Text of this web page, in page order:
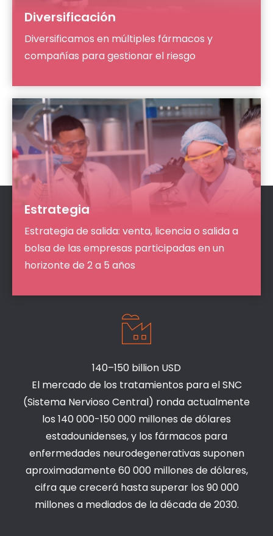
Diversificación
Diversificamos en múltiples fármacos y
compañías para gestionar el riesgo
Estrategia
Estrategia de salida: venta, licencia o salida a
bolsa de las empresas participadas en un
horizonte de 2 a 5 años
140–150 billion USD
El mercado de los tratamientos para el SNC
(Sistema Nervioso Central) ronda actualmente
los 140 000-150 000 millones de dólares
estadounidenses, y los fármacos para
enfermedades neurodegenerativas suponen
aproximadamente 60 000 millones de dólares,
cifra que crecerá hasta superar los 90 000
millones a mediados de la década de 2030.